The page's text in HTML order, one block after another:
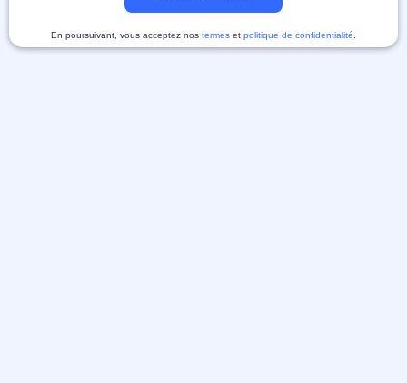
En poursuivant, vous acceptez nos termes et politique de confidentialité